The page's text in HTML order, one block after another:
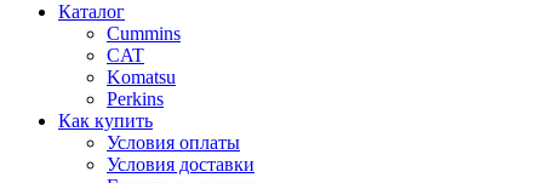
Каталог
Cummins
CAT
Komatsu
Perkins
Как купить
Условия оплаты
Условия доставки